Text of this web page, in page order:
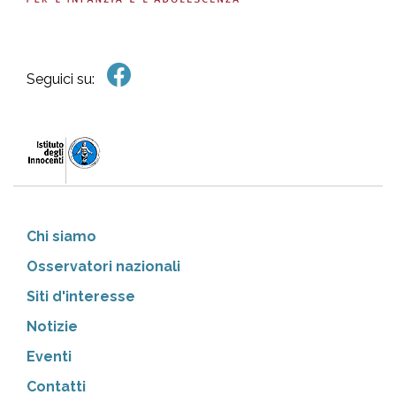
Seguici su:
Chi siamo
Osservatori nazionali
Siti d'interesse
Notizie
Eventi
Contatti